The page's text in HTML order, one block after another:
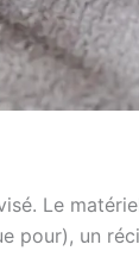
Le
pour), un